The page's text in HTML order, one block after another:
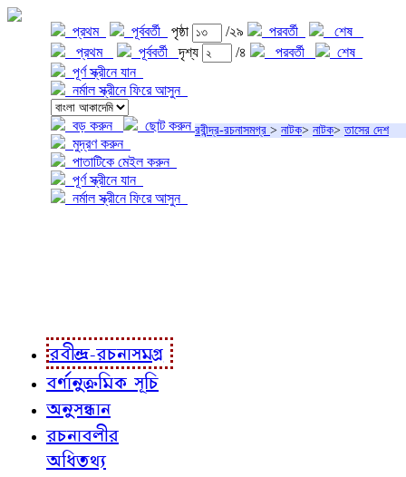
প্রথম পূর্ববর্তী পৃষ্ঠা /২৯ পরবর্তী
শেষ
প্রথম
পূর্ববর্তী দৃশ্য /৪ পরবর্তী
শেষ
পূর্ণ স্ক্রীনে যান
নর্মাল স্ক্রীনে ফিরে আসুন
বড় করুন
ছোট করুন
মুদ্রণ করুন
পাতাটিকে মেইল করুন
পূর্ণ স্ক্রীনে যান
নর্মাল স্ক্রীনে ফিরে আসুন
রবীন্দ্র-রচনাসমগ্র > নাটক> নাটক>তাসের দেশ
রবীন্দ্র-রচনাসমগ্র
বর্ণানুক্রমিক সূচি
অনুসন্ধান
রচনাবলীর
অধিতথ্য